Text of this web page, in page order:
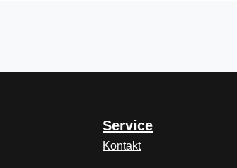
Service
Kontakt